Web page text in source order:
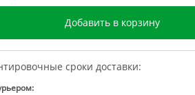
Добавить в корзину
сроки доставки: